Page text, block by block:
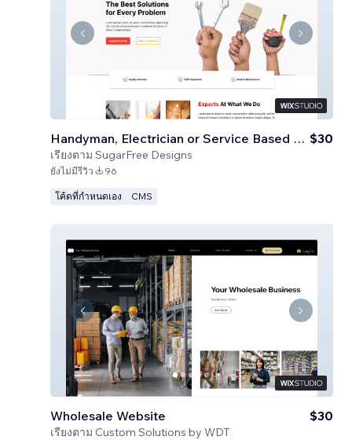
Handyman, Electrician or Service Based Business
เรียงตาม SugarFree Designs
$30
ยังไม่มีรีวิว 96
โค้ดที่กำหนดเอง CMS
Wholesale Website
เรียงตาม Custom Solutions by WDT
$30